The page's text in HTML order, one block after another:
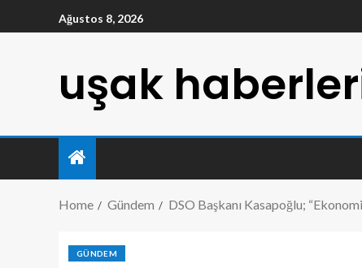
Ağustos 8, 2026
uşak
Home Gündem DSO Başkanı Kasapoğlu;
GÜNDEM